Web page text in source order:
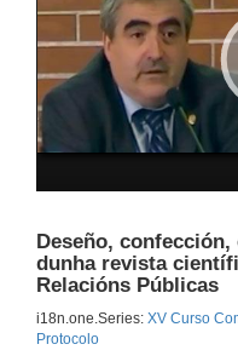
Deseño,
dunha revista
Relacións Públicas
i18n.one.Series: XV Curso
Protocolo
22
Un